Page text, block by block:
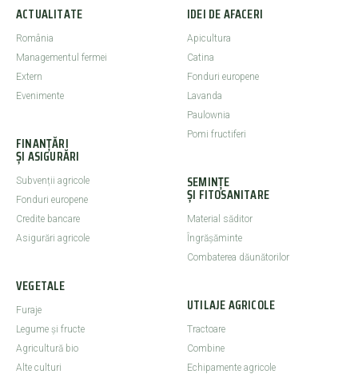
ACTUALITATE
România
Managementul fermei
Extern
Evenimente
FINANȚĂRI
ȘI ASIGURĂRI
Subvenții agricole
Fonduri europene
Credite bancare
Asigurări agricole
VEGETALE
Furaje
Legume şi fructe
Agricultură bio
Alte culturi
IDEI DE AFACERI
Apicultura
Catina
Fonduri europene
Lavanda
Paulownia
Pomi fructiferi
SEMINȚE
ȘI FITOSANITARE
Material săditor
Îngrășăminte
Combaterea dăunătorilor
UTILAJE AGRICOLE
Tractoare
Combine
Echipamente agricole